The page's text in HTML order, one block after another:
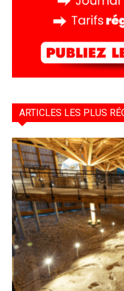
ARTICLES LES PLUS